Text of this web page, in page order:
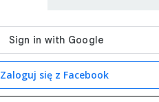
Zaloguj się z Facebook